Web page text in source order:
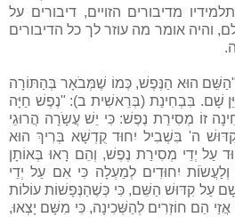
מדיבורים הזויים, דיבורים על
והיה אומר מה עוזר לך כל הדיבורים
"הַשֵּׁם הוּא הַנֶּפֶשׁ, כְּמוֹ שֶׁמְּבֹאָר בְּהַתּוֹרָה
שָׁם. בִּבְחִינַת (בְּרֵאשִׁית ב): "נֶפֶשׁ חַיָּה
זוֹ מְסִירַת נֶפֶשׁ: כִּי יֵשׁ עֲשָֹרָה הֲרוּגֵי
ה' בִּשְׁבִיל יִחוּד קֻדְשָׁא בְּרִיךְ הוּא
עַל יְדֵי מְסִירַת נֶפֶשׁ, וְהֵם רָאוּ בְּאוֹתָן
יִחוּדִים לְמַעְלָה כִּי אִם עַל יְדֵי
עַל קִדּוּשׁ הַשֵּׁם, כִּי כְּשֶׁהַנְּפָשׁוֹת עוֹלוֹת
הֵם חוֹזְרִים לְהַשְּׁכִינָה, כִּי מִשָּׁם יָצְאוּ,